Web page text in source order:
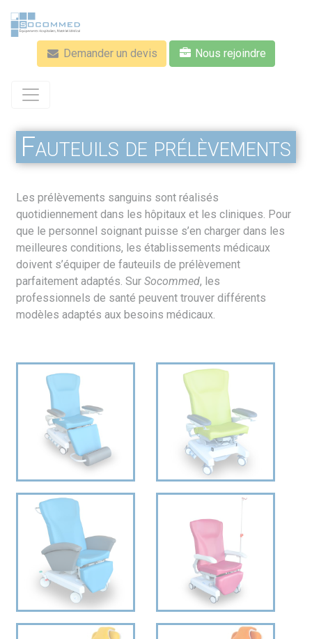
au
contenu
Demander un devis Nous rejoindre
Fauteuils de prélèvements
Les prélèvements sanguins sont réalisés
quotidiennement dans les hôpitaux et les cliniques. Pour
que le personnel soignant puisse s’en charger dans les
meilleures conditions, les établissements médicaux
doivent s’équiper de fauteuils de prélèvement
parfaitement adaptés. Sur Socommed, les
professionnels de santé peuvent trouver différents
modèles adaptés aux besoins médicaux.